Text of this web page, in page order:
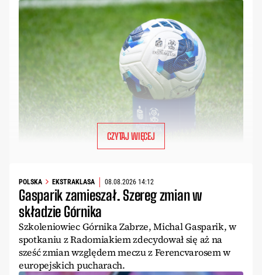
CZYTAJ WIĘCEJ
POLSKA EKSTRAKLASA 08.08.2026 14:12
Gasparik zamieszał. Szereg zmian w
składzie Górnika
Szkoleniowiec Górnika Zabrze, Michal Gasparik, w
spotkaniu z Radomiakiem zdecydował się aż na
sześć zmian względem meczu z Ferencvarosem w
europejskich pucharach.